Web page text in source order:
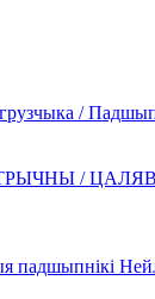
/
/ ЦАЛЯВ
падшыпнікі